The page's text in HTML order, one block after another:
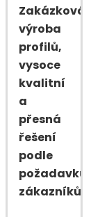
Zakázková
výroba
profilů,
vysoce
kvalitní
a
přesná
řešení
podle
požadavků
zákazníků.